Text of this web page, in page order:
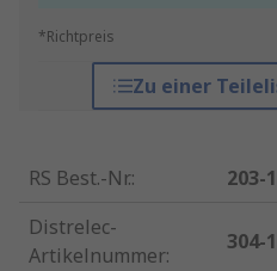
*Richtpreis
Zu einer
RS Best.-Nr.:
203-
Distrelec-
Artikelnummer:
304-